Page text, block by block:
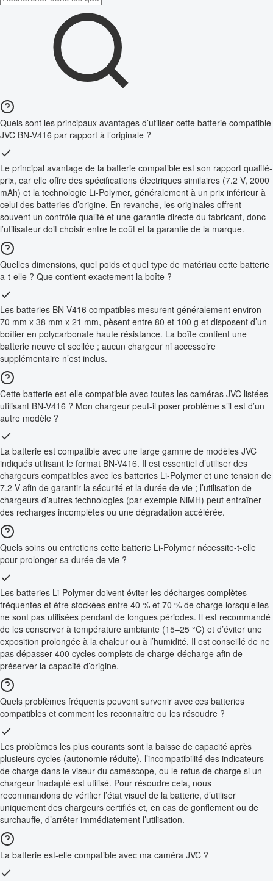
Quels sont les principaux avantages d’utiliser cette batterie compatible
JVC BN-V416 par rapport à l’originale ?
Le principal avantage de la batterie compatible est son rapport qualité-
prix, car elle offre des spécifications électriques similaires (7.2 V, 2000
mAh) et la technologie Li-Polymer, généralement à un prix inférieur à
celui des batteries d’origine. En revanche, les originales offrent
souvent un contrôle qualité et une garantie directe du fabricant, donc
l’utilisateur doit choisir entre le coût et la garantie de la marque.
Quelles dimensions, quel poids et quel type de matériau cette batterie
a-t-elle ? Que contient exactement la boîte ?
Les batteries BN-V416 compatibles mesurent généralement environ
70 mm x 38 mm x 21 mm, pèsent entre 80 et 100 g et disposent d’un
boîtier en polycarbonate haute résistance. La boîte contient une
batterie neuve et scellée ; aucun chargeur ni accessoire
supplémentaire n’est inclus.
Cette batterie est-elle compatible avec toutes les caméras JVC listées
utilisant BN-V416 ? Mon chargeur peut-il poser problème s’il est d’un
autre modèle ?
La batterie est compatible avec une large gamme de modèles JVC
indiqués utilisant le format BN-V416. Il est essentiel d’utiliser des
chargeurs compatibles avec les batteries Li-Polymer et une tension de
7.2 V afin de garantir la sécurité et la durée de vie ; l’utilisation de
chargeurs d’autres technologies (par exemple NiMH) peut entraîner
des recharges incomplètes ou une dégradation accélérée.
Quels soins ou entretiens cette batterie Li-Polymer nécessite-t-elle
pour prolonger sa durée de vie ?
Les batteries Li-Polymer doivent éviter les décharges complètes
fréquentes et être stockées entre 40 % et 70 % de charge lorsqu’elles
ne sont pas utilisées pendant de longues périodes. Il est recommandé
de les conserver à température ambiante (15–25 °C) et d’éviter une
exposition prolongée à la chaleur ou à l’humidité. Il est conseillé de ne
pas dépasser 400 cycles complets de charge-décharge afin de
préserver la capacité d’origine.
Quels problèmes fréquents peuvent survenir avec ces batteries
compatibles et comment les reconnaître ou les résoudre ?
Les problèmes les plus courants sont la baisse de capacité après
plusieurs cycles (autonomie réduite), l’incompatibilité des indicateurs
de charge dans le viseur du caméscope, ou le refus de charge si un
chargeur inadapté est utilisé. Pour résoudre cela, nous
recommandons de vérifier l’état visuel de la batterie, d’utiliser
uniquement des chargeurs certifiés et, en cas de gonflement ou de
surchauffe, d’arrêter immédiatement l’utilisation.
La batterie est-elle compatible avec ma caméra JVC ?